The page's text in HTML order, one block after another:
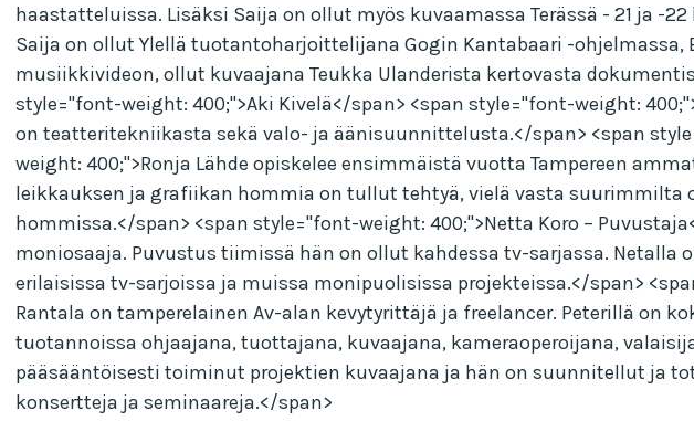
haastatteluissa. Lisäksi Saija on ollut myös kuvaamassa Terässä - 21 ja -
Saija on ollut Ylellä tuotantoharjoittelijana Gogin Kantabaari -
musiikkivideon, ollut kuvaajana Teukka Ulanderista kertovasta
style="font-weight: 400;">Aki Kivelä</span> <span style="font-weight:
on teatteritekniikasta sekä valo- ja äänisuunnittelusta.</span> <span
weight: 400;">Ronja Lähde opiskelee ensimmäistä vuotta Tampereen
leikkauksen ja grafiikan hommia on tullut tehtyä, vielä vasta
hommissa.</span> <span style="font-weight: 400;">Netta Koro –
moniosaaja. Puvustus tiimissä hän on ollut kahdessa tv-sarjassa.
erilaisissa tv-sarjoissa ja muissa monipuolisissa projekteissa.</span>
Rantala on tamperelainen Av-alan kevytyrittäjä ja freelancer. Peterillä
tuotannoissa ohjaajana, tuottajana, kuvaajana, kameraoperoijana,
pääsääntöisesti toiminut projektien kuvaajana ja hän on suunnitellut ja
konsertteja ja seminaareja.</span>